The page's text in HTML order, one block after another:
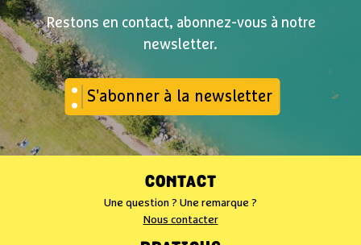
Restons en contact, abonnez-vous à notre
newsletter.
S'abonner à la newsletter
CONTACT
Une question ? Une remarque ?
Nous contacter